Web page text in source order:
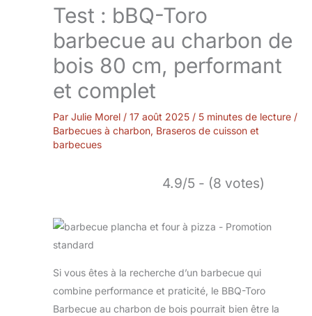
Test : bBQ-Toro
barbecue au charbon de
bois 80 cm, performant
et complet
Par Julie Morel / 17 août 2025 / 5 minutes de lecture /
Barbecues à charbon, Braseros de cuisson et
barbecues
4.9/5 - (8 votes)
Si vous êtes à la recherche d’un barbecue qui
combine performance et praticité, le BBQ-Toro
Barbecue au charbon de bois pourrait bien être la